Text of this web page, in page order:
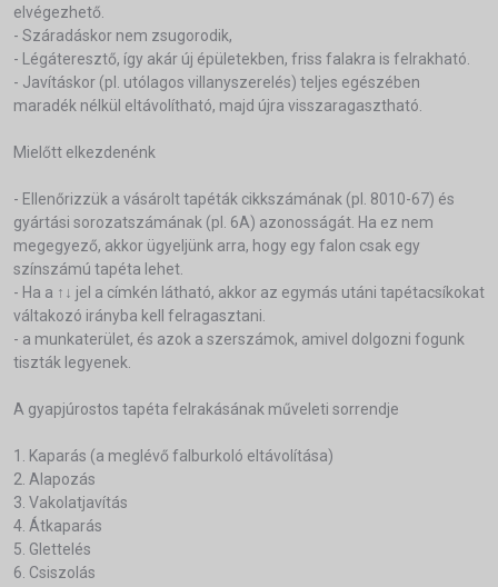
elvégezhető.
- Száradáskor nem zsugorodik,
- Légáteresztő, így akár új épületekben, friss falakra is felrakható.
- Javításkor (pl. utólagos villanyszerelés) teljes egészében
maradék nélkül eltávolítható, majd újra visszaragasztható.
Mielőtt elkezdenénk
- Ellenőrizzük a vásárolt tapéták cikkszámának (pl. 8010-67) és
gyártási sorozatszámának (pl. 6A) azonosságát. Ha ez nem
megegyező, akkor ügyeljünk arra, hogy egy falon csak egy
színszámú tapéta lehet.
- Ha a ↑↓ jel a címkén látható, akkor az egymás utáni tapétacsíkokat
váltakozó irányba kell felragasztani.
- a munkaterület, és azok a szerszámok, amivel dolgozni fogunk
tiszták legyenek.
A gyapjúrostos tapéta felrakásának műveleti sorrendje
1. Kaparás (a meglévő falburkoló eltávolítása)
2. Alapozás
3. Vakolatjavítás
4. Átkaparás
5. Glettelés
6. Csiszolás